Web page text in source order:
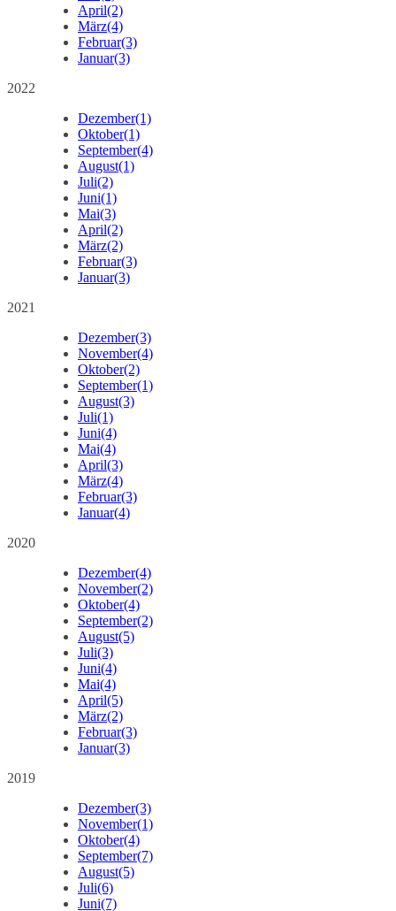
April(2)
März(4)
Februar(3)
Januar(3)
2022
Dezember(1)
Oktober(1)
September(4)
August(1)
Juli(2)
Juni(1)
Mai(3)
April(2)
März(2)
Februar(3)
Januar(3)
2021
Dezember(3)
November(4)
Oktober(2)
September(1)
August(3)
Juli(1)
Juni(4)
Mai(4)
April(3)
März(4)
Februar(3)
Januar(4)
2020
Dezember(4)
November(2)
Oktober(4)
September(2)
August(5)
Juli(3)
Juni(4)
Mai(4)
April(5)
März(2)
Februar(3)
Januar(3)
2019
Dezember(3)
November(1)
Oktober(4)
September(7)
August(5)
Juli(6)
Juni(7)